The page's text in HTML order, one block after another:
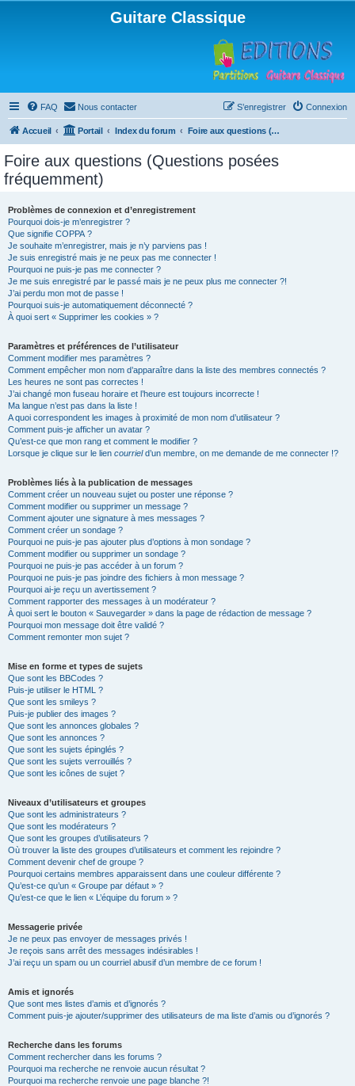
Guitare Classique
FAQ Nous contacter Connexion
S’enregistrer
Accueil Portail Index du forum Foire aux questions (Questions posées fréquemment)
Foire aux questions (Questions posées
fréquemment)
Problèmes de connexion et d’enregistrement
Pourquoi dois-je m’enregistrer ?
Que signifie COPPA ?
Je souhaite m’enregistrer, mais je n’y parviens pas !
Je suis enregistré mais je ne peux pas me connecter !
Pourquoi ne puis-je pas me connecter ?
Je me suis enregistré par le passé mais je ne peux plus me connecter ?!
J’ai perdu mon mot de passe !
Pourquoi suis-je automatiquement déconnecté ?
À quoi sert « Supprimer les cookies » ?
Paramètres et préférences de l’utilisateur
Comment modifier mes paramètres ?
Comment empêcher mon nom d’apparaître dans la liste des membres connectés ?
Les heures ne sont pas correctes !
J’ai changé mon fuseau horaire et l’heure est toujours incorrecte !
Ma langue n’est pas dans la liste !
A quoi correspondent les images à proximité de mon nom d’utilisateur ?
Comment puis-je afficher un avatar ?
Qu’est-ce que mon rang et comment le modifier ?
Lorsque je clique sur le lien courrield’un membre, on me demande de me connecter !?
Problèmes liés à la publication de messages
Comment créer un nouveau sujet ou poster une réponse ?
Comment modifier ou supprimer un message ?
Comment ajouter une signature à mes messages ?
Comment créer un sondage ?
Pourquoi ne puis-je pas ajouter plus d’options à mon sondage ?
Comment modifier ou supprimer un sondage ?
Pourquoi ne puis-je pas accéder à un forum ?
Pourquoi ne puis-je pas joindre des fichiers à mon message ?
Pourquoi ai-je reçu un avertissement ?
Comment rapporter des messages à un modérateur ?
À quoi sert le bouton « Sauvegarder » dans la page de rédaction de message ?
Pourquoi mon message doit être validé ?
Comment remonter mon sujet ?
Mise en forme et types de sujets
Que sont les BBCodes ?
Puis-je utiliser le HTML ?
Que sont les smileys ?
Puis-je publier des images ?
Que sont les annonces globales ?
Que sont les annonces ?
Que sont les sujets épinglés ?
Que sont les sujets verrouillés ?
Que sont les icônes de sujet ?
Niveaux d’utilisateurs et groupes
Que sont les administrateurs ?
Que sont les modérateurs ?
Que sont les groupes d’utilisateurs ?
Où trouver la liste des groupes d’utilisateurs et comment les rejoindre ?
Comment devenir chef de groupe ?
Pourquoi certains membres apparaissent dans une couleur différente ?
Qu’est-ce qu’un « Groupe par défaut » ?
Qu’est-ce que le lien « L’équipe du forum » ?
Messagerie privée
Je ne peux pas envoyer de messages privés !
Je reçois sans arrêt des messages indésirables !
J’ai reçu un spam ou un courriel abusif d’un membre de ce forum !
Amis et ignorés
Que sont mes listes d’amis et d’ignorés ?
Comment puis-je ajouter/supprimer des utilisateurs de ma liste d’amis ou d’ignorés ?
Recherche dans les forums
Comment rechercher dans les forums ?
Pourquoi ma recherche ne renvoie aucun résultat ?
Pourquoi ma recherche renvoie une page blanche ?!